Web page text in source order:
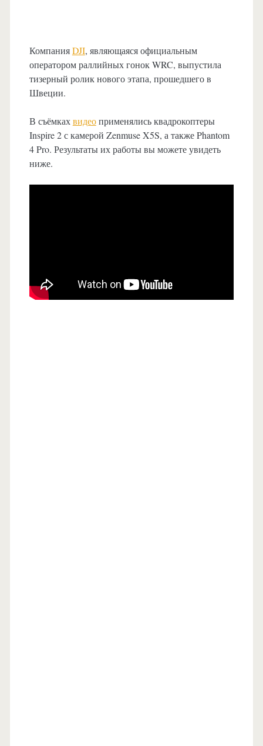
КомпанияDJI, являющаяся официальным
оператором раллийных гонок WRC, выпустила
тизерный ролик нового этапа, прошедшего в
Швеции.
В съёмкахвидеоприменялись квадрокоптеры
Inspire 2 с камерой Zenmuse X5S, а также Phantom
4 Pro. Результаты их работы вы можете увидеть
ниже.